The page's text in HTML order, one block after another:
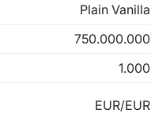
Plain Vanilla
750.000.000
1.000
EUR/EUR